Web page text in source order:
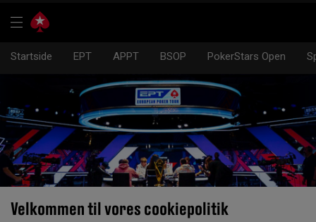
Startside EPT APPT BSOP PokerStars Open
Velkommen til vores cookiepolitik